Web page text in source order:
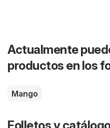
Actualmente
productos en los
Mango